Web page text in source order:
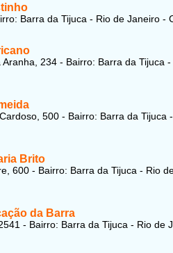
Barra da Tijuca - Rio de Janeiro -
Aranha, 234 - Bairro: Barra da Tijuca
500 - Bairro: Barra da Tijuca
Brito
600 - Bairro: Barra da Tijuca - Rio
da Barra
- Bairro: Barra da Tijuca - Rio de